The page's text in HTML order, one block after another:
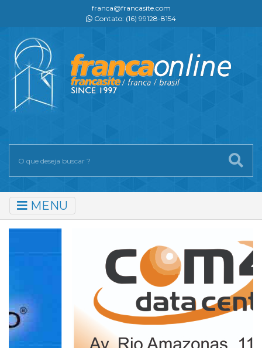
franca@francasite.com
Contato: (16) 99128-8154
MENU